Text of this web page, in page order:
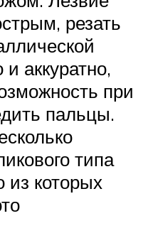
резать
аккуратно,
при
пальцы.
типа
из которых